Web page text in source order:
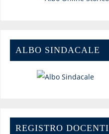
ALBO SINDACALE
REGISTRO DOCENTI